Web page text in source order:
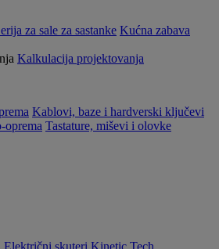
za sale za sastanke Kućna zabava
Kalkulacija projektovanja
Kablovi, baze i hardverski ključevi
oprema Tastature, miševi i olovke
Električni skuteri Kinetic Tech